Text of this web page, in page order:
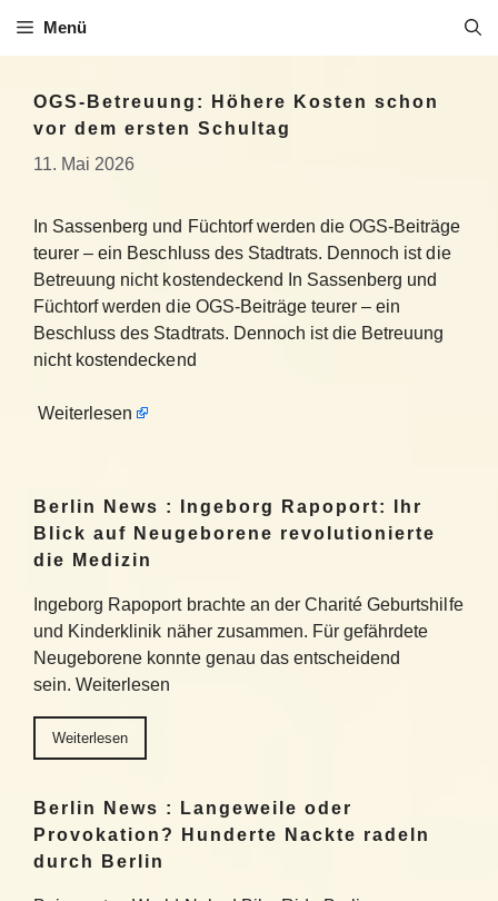
Inhalt
Menü
OGS-Betreuung: Höhere Kosten schon
vor dem ersten Schultag
11. Mai 2026
In Sassenberg und Füchtorf werden die OGS-Beiträge
teurer – ein Beschluss des Stadtrats. Dennoch ist die
Betreuung nicht kostendeckend In Sassenberg und
Füchtorf werden die OGS-Beiträge teurer – ein
Beschluss des Stadtrats. Dennoch ist die Betreuung
nicht kostendeckend
Weiterlesen
Berlin News : Ingeborg Rapoport: Ihr
Blick auf Neugeborene revolutionierte
die Medizin
Ingeborg Rapoport brachte an der Charité Geburtshilfe
und Kinderklinik näher zusammen. Für gefährdete
Neugeborene konnte genau das entscheidend
sein. Weiterlesen
Weiterlesen
Berlin News : Langeweile oder
Provokation? Hunderte Nackte radeln
durch Berlin